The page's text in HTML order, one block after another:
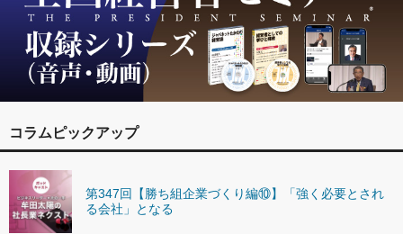
コラムピックアップ
第347回【勝ち組企業づくり編⑩】「強く必要とされ
る会社」となる